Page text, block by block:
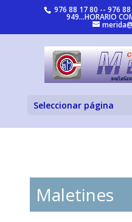
976 88 17 80 -- 976
949...HORARIO
Seleccionar página
Maletines